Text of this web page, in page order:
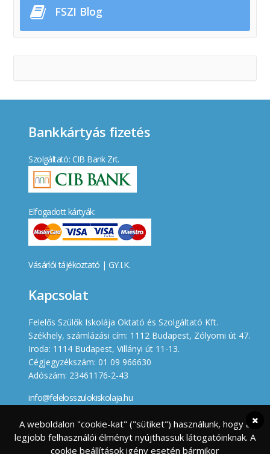
FSZI Blog
Bankkártyás fizetés
Szolgáltató: CIB Bank Zrt.
Elfogadott kártyák:
Vásárlói tájékoztató | GY.I.K.
Kapcsolat
Felelős Szülők Iskolája Oktató és Szolgáltató Kft.
Székhely, számlázási cím: 1112 Budapest, Zólyomi út 47.
Iroda: 1114 Budapest, Villányi út 11-13.
Cégjegyzékszám: 01 09 966630
Adószám: 23461176-2-43
info@felelosszulokiskolaja.hu
A weboldalon "cookie-kat" ("sütiket") használunk, hogy a
legjobb felhasználói élményt nyújthassuk látogatóinknak. A
cookie beállítások igény esetén bármikor